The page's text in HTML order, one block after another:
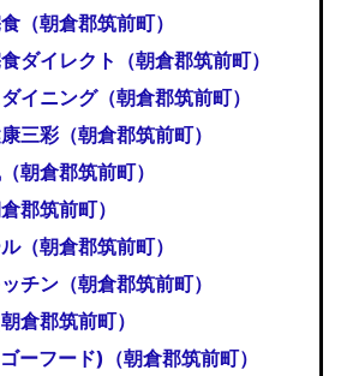
（朝倉郡筑前町）
ダイレクト（朝倉郡筑前町）
イニング（朝倉郡筑前町）
三彩（朝倉郡筑前町）
朝倉郡筑前町）
郡筑前町）
（朝倉郡筑前町）
チン（朝倉郡筑前町）
倉郡筑前町）
ーフード)（朝倉郡筑前町）